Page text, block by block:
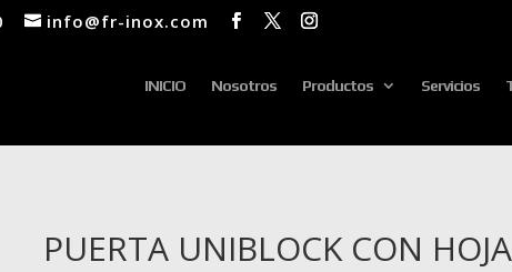
info@fr-inox.com
INICIO Nosotros Productos Servicios
PUERTA UNIBLOCK CON